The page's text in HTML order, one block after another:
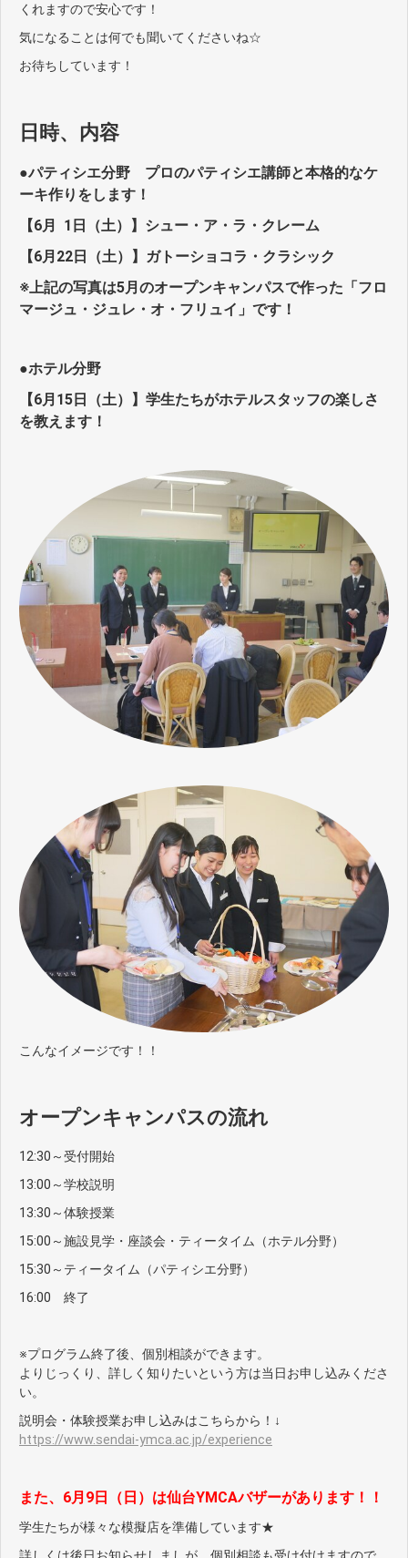
くれますので安心です！
気になることは何でも聞いてくださいね☆
お待ちしています！
日時、内容
●パティシエ分野 プロのパティシエ講師と本格的なケ
ーキ作りをします！
【6月 1日（土）】シュー・ア・ラ・クレーム
【6月22日（土）】ガトーショコラ・クラシック
※上記の写真は5月のオープンキャンパスで作った 「フロ
マージュ・ジュレ・オ・フリュイ」です！
●ホテル分野
【6月15日（土）】学生たちがホテルスタッフの楽しさ
を教えます！
こんなイメージです！！
オープンキャンパスの流れ
12:30～受付開始
13:00～学校説明
13:30～体験授業
15:00～施設見学・座談会・ティータイム（ホテル分野）
15:30～ティータイム（パティシエ分野）
16:00 終了
※プログラム終了後、個別相談ができます。
よりじっくり、詳しく知りたいという方は当日お申し込みくださ
い。
説明会・体験授業お申し込みはこちらから！↓
https://www.sendai-ymca.ac.jp/experience
また、6月9日（日）は仙台YMCAバザーがあります！！
学生たちが様々な模擬店を準備しています★